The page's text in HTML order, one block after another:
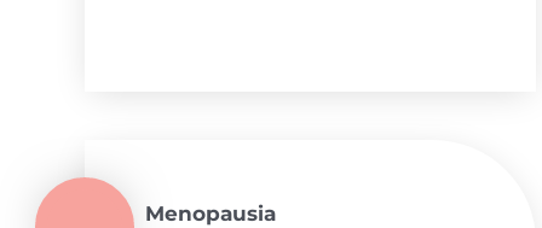
Menopausia